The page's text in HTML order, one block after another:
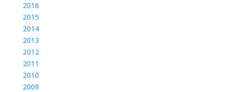
2016
2015
2014
2013
2012
2011
2010
2009